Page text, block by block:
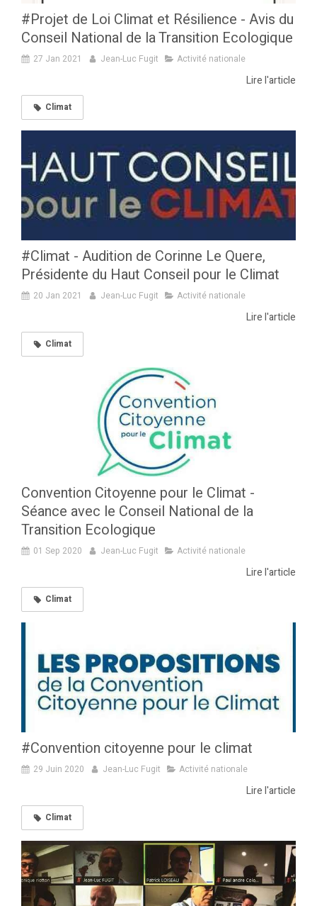
#Projet de Loi Climat et Résilience - Avis du
Conseil National de la Transition Ecologique
27 Jan 2021 Jean-Luc Fugit Activité nationale
Lire l'article
Climat
#Climat - Audition de Corinne Le Quere,
Présidente du Haut Conseil pour le Climat
20 Jan 2021 Jean-Luc Fugit Activité nationale
Lire l'article
Climat
Convention Citoyenne pour le Climat -
Séance avec le Conseil National de la
Transition Ecologique
01 Sep 2020 Jean-Luc Fugit Activité nationale
Lire l'article
Climat
#Convention citoyenne pour le climat
29 Juin 2020 Jean-Luc Fugit Activité nationale
Lire l'article
Climat